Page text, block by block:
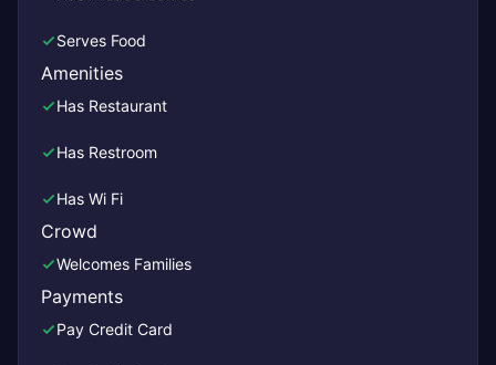
Serves Food
Amenities
Has Restaurant
Has Restroom
Has Wi Fi
Crowd
Welcomes Families
Payments
Pay Credit Card